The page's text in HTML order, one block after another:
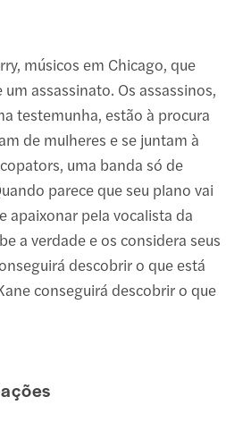
músicos em Chicago, que
assassinato. Os assassinos,
testemunha, estão à procura
de mulheres e se juntam à
uma banda só de
parece que seu plano vai
apaixonar pela vocalista da
a verdade e os considera seus
descobrir o que está
conseguirá descobrir o que